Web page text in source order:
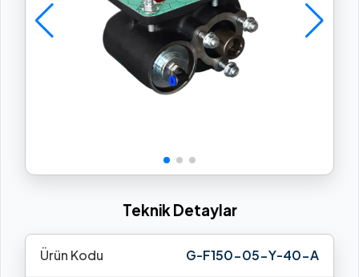
Teknik Detaylar
Ürün Kodu G-F150-05-Y-40-A